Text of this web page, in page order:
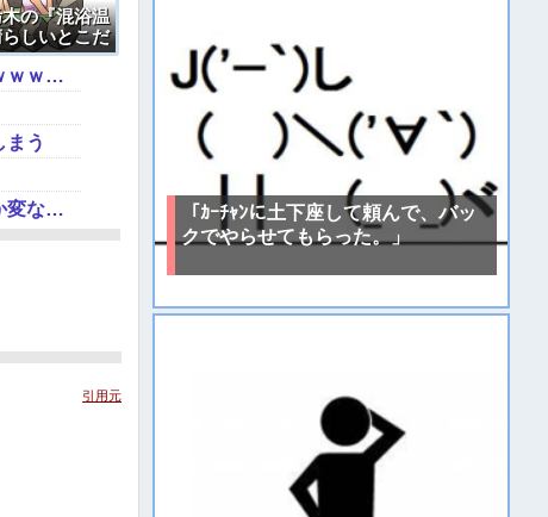
の『混浴温
しいとこだ
【悲報】菊地亜美さん、マレーシアに移住ｗｗｗｗｗｗｗｗｗｗｗｗｗｗｗｗｗｗｗｗｗｗｗｗｗ
まう
「あのヤフコメ民すらドン引きしてて草」と某事件の衝撃的な公判が話題に、なんか変な力が働いてんのかってくらい……
引用元
「ｶｰﾁｬﾝに土下座して頼んで、バッ
クでやらせてもらった。」